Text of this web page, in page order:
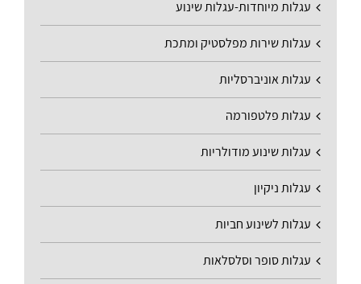
עגלות מיוחדות-עגלות שינוע
עגלות שירות מפלסטיק ומתכת
עגלות אוניברסליות
עגלות פלטפורמה
עגלות שינוע מודולריות
עגלות ניקיון
עגלות לשינוע חביות
עגלות סופר וסלסלאות